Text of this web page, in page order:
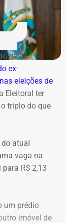
do Rio de
YouTube do
YouTube do
chamas se
de
a
11 viaturas e
gestão
ex-
eleições de
Eleitoral ter
triplo do que
do atual
vaga na
R$ 2,13
um prédio
imóvel de